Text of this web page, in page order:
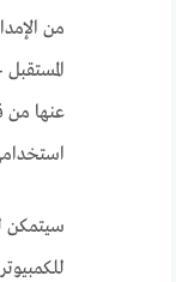
من
عنها من